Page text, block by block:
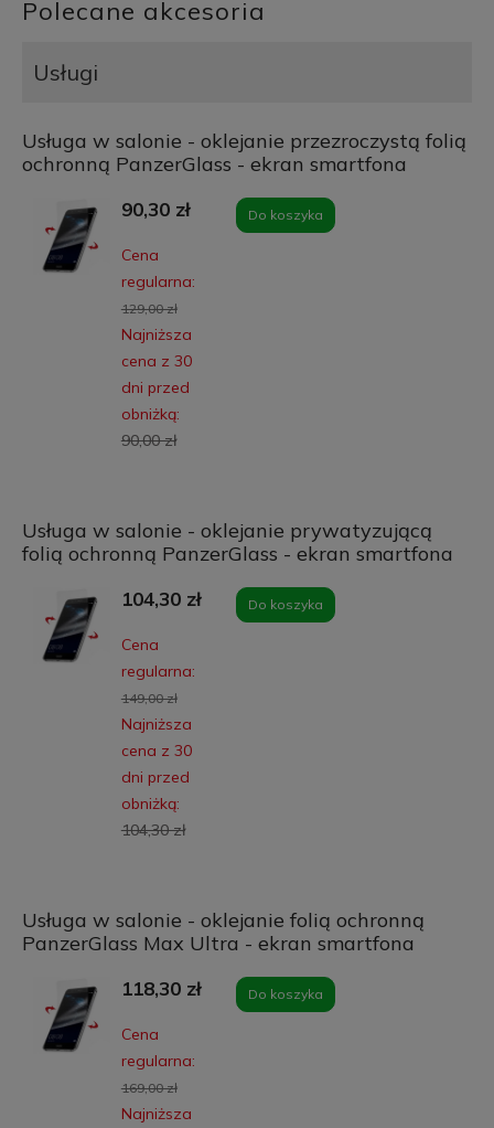
Polecane akcesoria
Usługi
Usługa w salonie - oklejanie przezroczystą folią
ochronną PanzerGlass - ekran smartfona
90,30 zł
Cena
regularna:
129,00 zł
Najniższa
cena z 30
dni przed
obniżką:
90,00 zł
Do koszyka
Usługa w salonie - oklejanie prywatyzującą
folią ochronną PanzerGlass - ekran smartfona
104,30 zł
Cena
regularna:
149,00 zł
Najniższa
cena z 30
dni przed
obniżką:
104,30 zł
Do koszyka
Usługa w salonie - oklejanie folią ochronną
PanzerGlass Max Ultra - ekran smartfona
118,30 zł
Cena
regularna:
169,00 zł
Najniższa
Do koszyka